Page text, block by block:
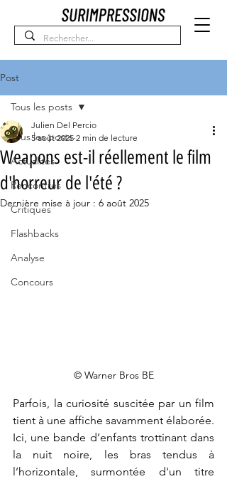
Post
Tous les posts
Actualités
Rencontres
Critiques
Flashbacks
Analyse
Concours
Tous les posts
Weapons est-il réellement le film
d'horreur de l'été ?
Julien Del Percio
5 août 2025 2 min de lecture
Dernière mise à jour : 6 août 2025
© Warner Bros BE
Parfois, la curiosité suscitée par un film
tient à une affiche savamment élaborée.
Ici, une bande d’enfants trottinant dans
la nuit noire, les bras tendus à
l’horizontale, surmontée d'un titre